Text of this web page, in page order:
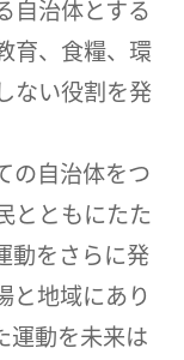
自治体とする
育、食糧、環
ない役割を発
の自治体をつ
とともにたた
動をさらに発
と地域にあり
運動を未来は